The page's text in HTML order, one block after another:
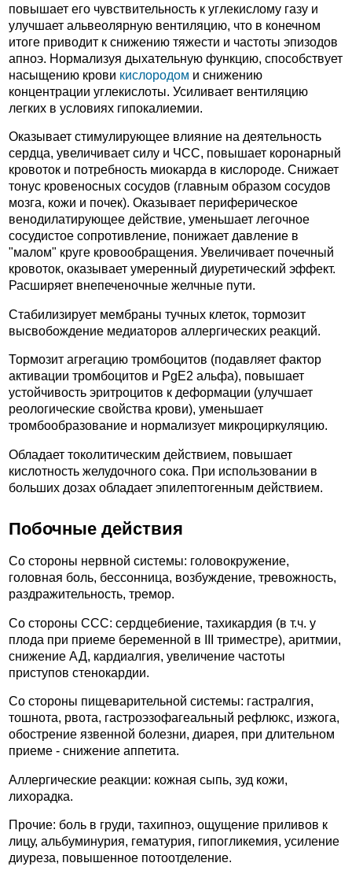
повышает его чувствительность к углекислому газу и
улучшает альвеолярную вентиляцию, что в конечном
итоге приводит к снижению тяжести и частоты эпизодов
апноэ. Нормализуя дыхательную функцию, способствует
насыщению крови кислородом и снижению
концентрации углекислоты. Усиливает вентиляцию
легких в условиях гипокалиемии.
Оказывает стимулирующее влияние на деятельность
сердца, увеличивает силу и ЧСС, повышает коронарный
кровоток и потребность миокарда в кислороде. Снижает
тонус кровеносных сосудов (главным образом сосудов
мозга, кожи и почек). Оказывает периферическое
венодилатирующее действие, уменьшает легочное
сосудистое сопротивление, понижает давление в
"малом" круге кровообращения. Увеличивает почечный
кровоток, оказывает умеренный диуретический эффект.
Расширяет внепеченочные желчные пути.
Стабилизирует мембраны тучных клеток, тормозит
высвобождение медиаторов аллергических реакций.
Тормозит агрегацию тромбоцитов (подавляет фактор
активации тромбоцитов и PgE2 альфа), повышает
устойчивость эритроцитов к деформации (улучшает
реологические свойства крови), уменьшает
тромбообразование и нормализует микроциркуляцию.
Обладает токолитическим действием, повышает
кислотность желудочного сока. При использовании в
больших дозах обладает эпилептогенным действием.
Побочные действия
Со стороны нервной системы: головокружение,
головная боль, бессонница, возбуждение, тревожность,
раздражительность, тремор.
Со стороны ССС: сердцебиение, тахикардия (в т.ч. у
плода при приеме беременной в III триместре), аритмии,
снижение АД, кардиалгия, увеличение частоты
приступов стенокардии.
Со стороны пищеварительной системы: гастралгия,
тошнота, рвота, гастроэзофагеальный рефлюкс, изжога,
обострение язвенной болезни, диарея, при длительном
приеме - снижение аппетита.
Аллергические реакции: кожная сыпь, зуд кожи,
лихорадка.
Прочие: боль в груди, тахипноэ, ощущение приливов к
лицу, альбуминурия, гематурия, гипогликемия, усиление
диуреза, повышенное потоотделение.